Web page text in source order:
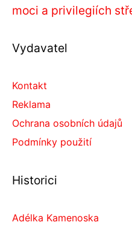
moci a privilegiích
Vydavatel
Kontakt
Reklama
Ochrana osobních údajů
Podmínky použití
Historici
Adélka Kamenoska